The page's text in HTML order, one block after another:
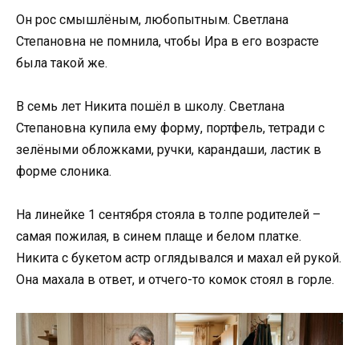
Он рос смышлёным, любопытным. Светлана
Степановна не помнила, чтобы Ира в его возрасте
была такой же.
В семь лет Никита пошёл в школу. Светлана
Степановна купила ему форму, портфель, тетради с
зелёными обложками, ручки, карандаши, ластик в
форме слоника.
На линейке 1 сентября стояла в толпе родителей –
самая пожилая, в синем плаще и белом платке.
Никита с букетом астр оглядывался и махал ей рукой.
Она махала в ответ, и отчего-то комок стоял в горле.